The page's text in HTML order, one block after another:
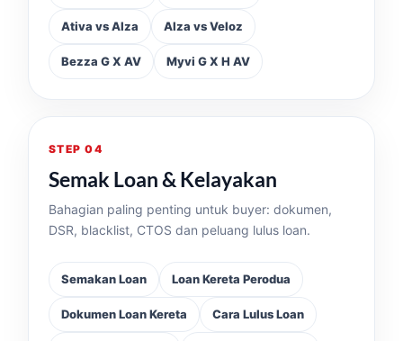
Ativa vs Alza Alza vs Veloz
Bezza G X AV Myvi G X H AV
STEP 04
Semak Loan & Kelayakan
Bahagian paling penting untuk buyer: dokumen,
DSR, blacklist, CTOS dan peluang lulus loan.
Semakan Loan Loan Kereta Perodua
Dokumen Loan Kereta Cara Lulus Loan